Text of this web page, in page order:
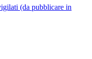
(da pubblicare in